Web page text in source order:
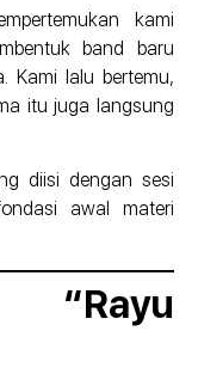
kami
band baru
Kami lalu bertemu,
itu juga langsung
diisi dengan sesi
awal materi
“Rayu